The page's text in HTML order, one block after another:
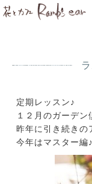
定期レッスン♪
１２月のガーデ
昨年に引き続きの
今年はマスター編♪